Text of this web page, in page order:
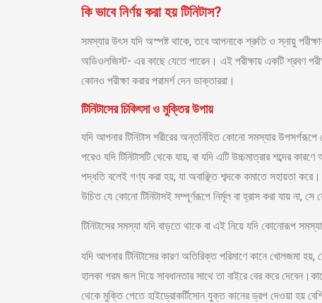
কি ভাবে নির্ণয় করা হয় টিনিটাস?
সমস্যার উৎস যদি অস্পষ্ট থাকে, তবে আপনাকে শ্রুতি ও স্নায়ু
অডিওলজিস্ট- এর কাছে যেতে পারেন। এই পরীক্ষায় একটি শ্রবণ
কোনও পরীক্ষা করার পরামর্শ দেন ডাক্তাররা।
টিনিটাসের চিকিৎসা ও মুক্তির উপায়
যদি আপনার টিনিটাস শরীরের অন্তর্নিহিত কোনো সমস্যার
পরেও যদি টিনিটাসটি থেকে যায়, বা যদি এটি উচ্চমাত্রার শব্দের
পদ্ধতি বলেই গণ্য করা হয়; যা অবাঞ্ছিত শব্দকে কমাতে সহায়তা
উচিত যে কোনো টিনিটাসই সম্পূর্ণরূপে নির্মূল বা হ্রাস করা যায় না, সে
টিনিটাসের সমস্যা যদি বাড়তে থাকে বা এই নিয়ে যদি কোনোরূপ
যদি আপনার টিনিটাসের কারণ অতিরিক্ত পরিমাণে কানে খোলজমা হয়,
হালকা গরম জল দিয়ে সাবধানতার সাথে তা বাইরে বের করে
থেকে মুক্তি পেতে হাইড্রোকর্টিসোন যুক্ত কানের ড্রপ দেওয়া হয়